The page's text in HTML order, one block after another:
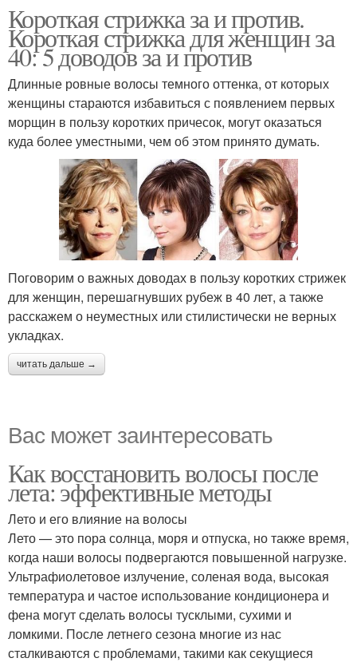
Короткая стрижка за и против.
Короткая стрижка для женщин за
40: 5 доводов за и против
Длинные ровные волосы темного оттенка, от которых
женщины стараются избавиться с появлением первых
морщин в пользу коротких причесок, могут оказаться
куда более уместными, чем об этом принято думать.
Поговорим о важных доводах в пользу коротких стрижек
для женщин, перешагнувших рубеж в 40 лет, а также
расскажем о неуместных или стилистически не верных
укладках.
читать дальше →
Вас может заинтересовать
Как восстановить волосы после
лета: эффективные методы
Лето и его влияние на волосы
Лето — это пора солнца, моря и отпуска, но также время,
когда наши волосы подвергаются повышенной нагрузке.
Ультрафиолетовое излучение, соленая вода, высокая
температура и частое использование кондиционера и
фена могут сделать волосы тусклыми, сухими и
ломкими. После летнего сезона многие из нас
сталкиваются с проблемами, такими как секущиеся